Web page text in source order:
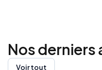
Nos derniers
Voir tout